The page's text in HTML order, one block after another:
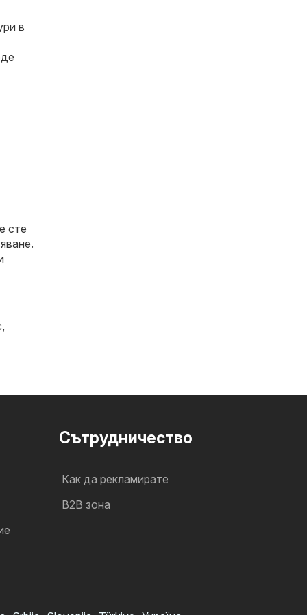
в
сте
,
Cътрудничество
Как да рекламирате
B2B зона